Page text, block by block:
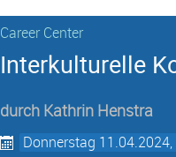
Career Center
Interkulturelle
durch Kathrin Henstra
Donnerstag 11.04.2024,